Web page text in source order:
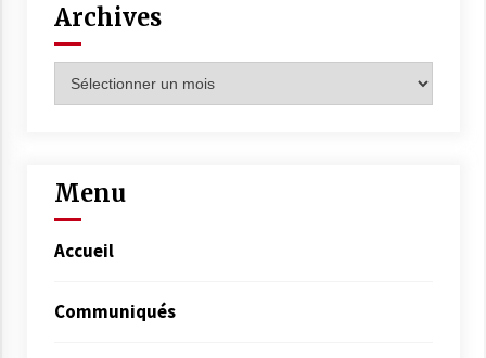
Archives
Menu
Accueil
Communiqués